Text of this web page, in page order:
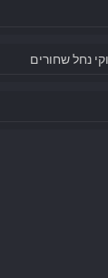
נחל שחורים